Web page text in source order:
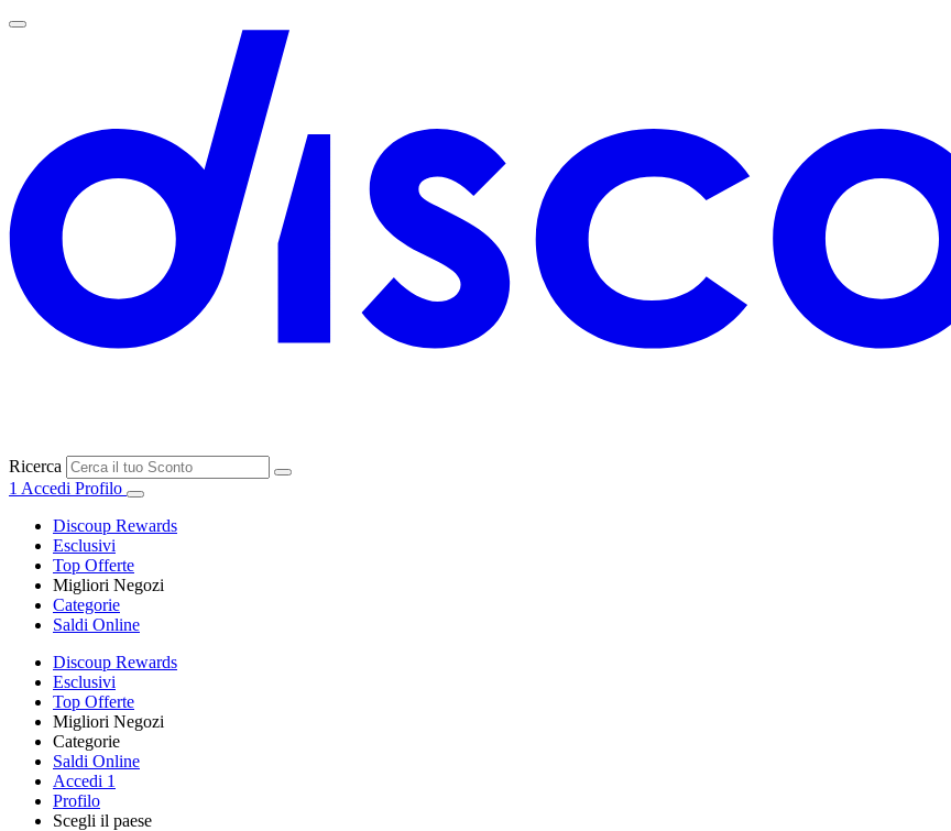
Ricerca
1 Accedi Profilo
Discoup Rewards
Esclusivi
Top Offerte
Migliori Negozi
Categorie
Saldi Online
Discoup Rewards
Esclusivi
Top Offerte
Migliori Negozi
Categorie
Saldi Online
Accedi 1
Profilo
Scegli il paese